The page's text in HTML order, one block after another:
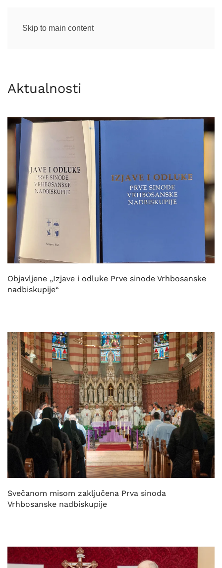
Skip to main content
Aktualnosti
Objavljene „Izjave i odluke Prve sinode Vrhbosanske
nadbiskupije“
Svečanom misom zaključena Prva sinoda
Vrhbosanske nadbiskupije